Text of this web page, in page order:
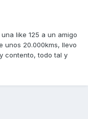
like 125 a un amigo
unos 20.000kms, llevo
contento, todo tal y